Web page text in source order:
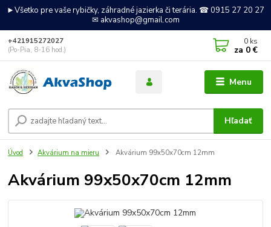
►Všetko pre vaše rybičky, záhradné jazierka či terária. ☎ 0915 27 20 27
✉ akvashop@gmail.com
Menu
Hľadať
+421915272027
(Po-Pia, 8-16 hod.)
0 ks
za 0 €
Úvod Akvárium na mieru Akvárium 99x50x70cm 12mm
Akvárium 99x50x70cm 12mm